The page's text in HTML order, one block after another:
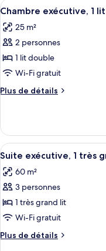
chambres
Afficher
toutes
les
photos
pour
ce
type
de
Chambre
exécutive,
1
lit
double
4
Chambre exécutive, 1
25 m²
2 personnes
1 lit double
Wi-Fi gratuit
Plus de détails
Plus
Chambre
exécutive,
1
double
Afficher
toutes
les
photos
pour
ce
type
de
2
Suite exécutive, 1 très
60 m²
3 personnes
1 très grand lit
Wi-Fi gratuit
Plus de détails
Plus